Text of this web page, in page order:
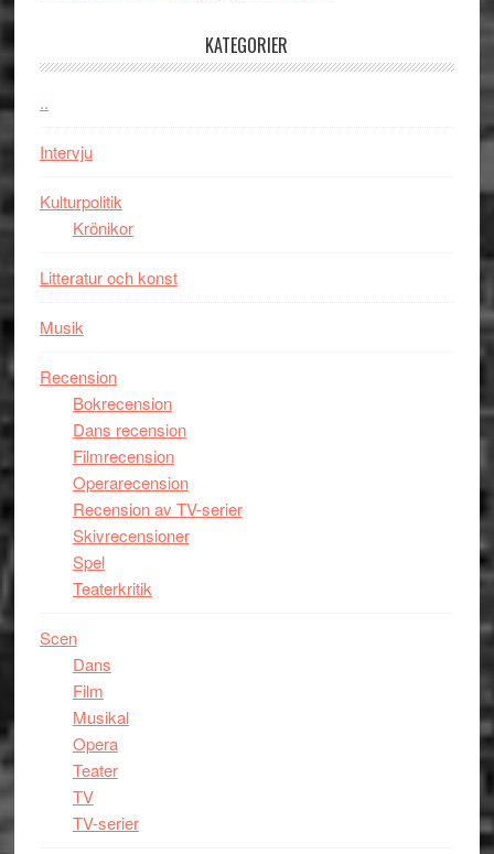
kan
KATEGORIER
..
Intervju
Kulturpolitik
Krönikor
Litteratur och konst
Musik
Recension
Bokrecension
Dans recension
Filmrecension
Operarecension
Recension av TV-serier
Skivrecensioner
Spel
Teaterkritik
Scen
Dans
Film
Musikal
Opera
Teater
TV
TV-serier